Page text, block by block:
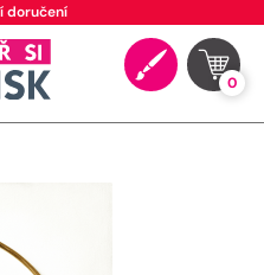
doručení
0